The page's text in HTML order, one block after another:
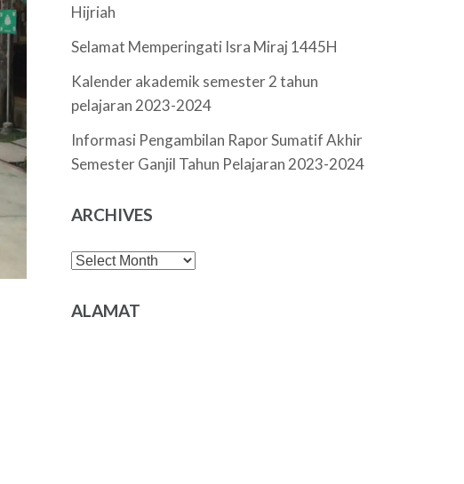
Hijriah
Selamat Memperingati Isra Miraj 1445H
Kalender akademik semester 2 tahun
pelajaran 2023-2024
Informasi Pengambilan Rapor Sumatif Akhir
Semester Ganjil Tahun Pelajaran 2023-2024
ARCHIVES
Archives
ALAMAT